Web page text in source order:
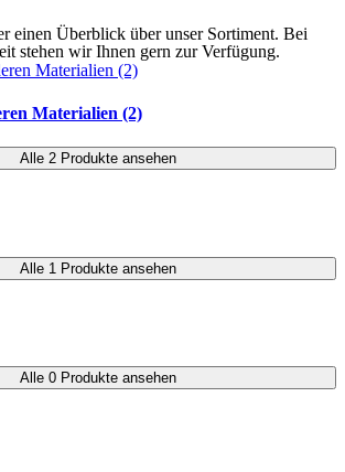
einen Überblick über unser Sortiment. Bei
stehen wir Ihnen gern zur Verfügung.
Materialien (2)
Alle 2 Produkte ansehen
Alle 1 Produkte ansehen
Alle 0 Produkte ansehen